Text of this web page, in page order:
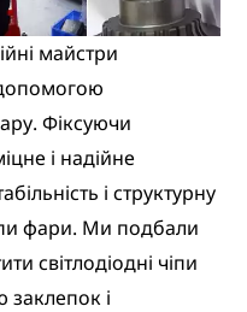
майстри
Фіксуючи
і надійне
і структурну
фари. Ми подбали
світлодіодні чіпи
і